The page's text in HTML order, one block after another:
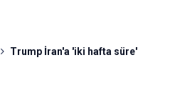
Trump İran'a 'iki hafta süre'